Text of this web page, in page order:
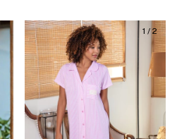
1 / 2